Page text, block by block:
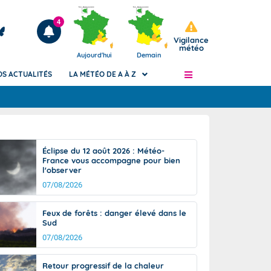
Articles
4
Aujourd'hui Demain
Vigilance
météo
de
Phénomènes dangereux de J+2 à J+7
Avertissement pluies intenses à l'échelle
des communes (Apic)
Bulletins Marine
Bulletins d'estimation du risque
d'avalanche
Météo des forêts
Vigicrues
ACTUALITÉS LA MÉTÉO DE A À Z
Éclipse du 12 août 2026 : Météo-
France vous accompagne pour bien
l'observer
07/08/2026
Feux de forêts : danger élevé dans le
Sud
07/08/2026
Retour progressif de la chaleur